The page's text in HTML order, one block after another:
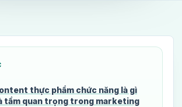
thực phẩm chức năng là gì
tầm quan trọng trong marketing